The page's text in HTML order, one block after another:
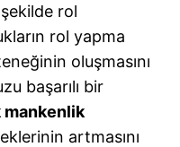
rol
rol yapma
oluşmasını
başarılı bir
mankenlik
artmasını